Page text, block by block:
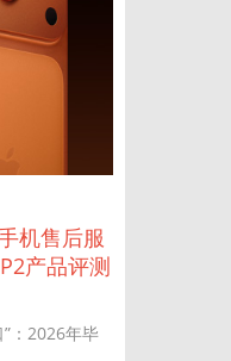
机售后服
产品评测
：2026年毕